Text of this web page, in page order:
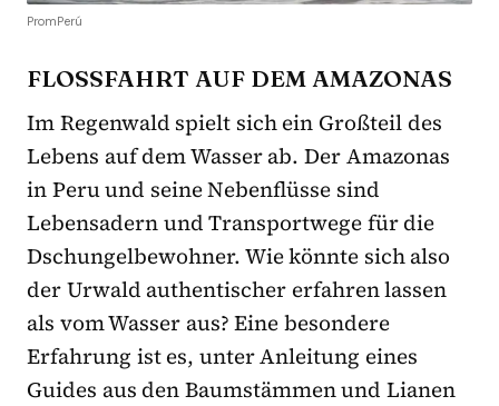
PromPerú
FLOSSFAHRT AUF DEM AMAZONAS
Im Regenwald spielt sich ein Großteil des
Lebens auf dem Wasser ab. Der Amazonas
in Peru und seine Nebenflüsse sind
Lebensadern und Transportwege für die
Dschungelbewohner. Wie könnte sich also
der Urwald authentischer erfahren lassen
als vom Wasser aus? Eine besondere
Erfahrung ist es, unter Anleitung eines
Guides aus den Baumstämmen und Lianen